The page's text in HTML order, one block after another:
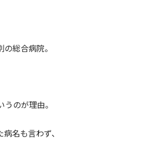
総合病院。
のが理由。
名も言わず、